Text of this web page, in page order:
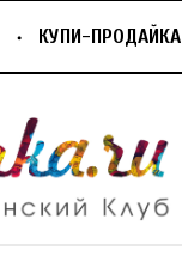
КУПИ-ПРОДАЙКА